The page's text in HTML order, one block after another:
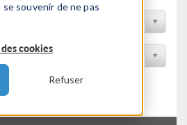
souvenir de ne pas
cookies
Refuser